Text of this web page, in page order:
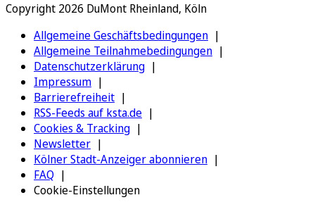
Copyright 2026 DuMont Rheinland, Köln
Allgemeine Geschäftsbedingungen
Allgemeine Teilnahmebedingungen
Datenschutzerklärung
Impressum
Barrierefreiheit
RSS-Feeds auf ksta.de
Cookies & Tracking
Newsletter
Kölner Stadt-Anzeiger abonnieren
FAQ
Cookie-Einstellungen